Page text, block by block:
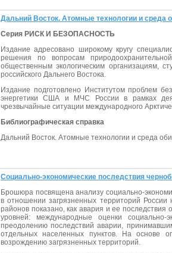
Дальний Восток. Атомные технологии и среда
Серия РИСК И БЕЗОПАСНОСТЬ
Издание адресовано широкому кругу
решения по вопросам
общественным экологическим организациям,
российского Дальнего Востока.
Издание подготовлено Институтом проблем
энергетики США и МЧС России в рамках
чрезвычайные ситуации международного
Библиографическая справка
Дальний Восток. Атомные технологии и среда
Социально-экономические последствия
Брошюра посвящена анализу социально-
в отношении загрязненных территорий
районов показано, как авария и ее
уровней: международные оценки
преодолению последствий аварии,
отдельных населенных пунктов. На основе
возрождению загрязненных территорий.